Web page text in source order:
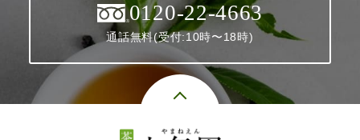
0120-22-4663
通話無料(受付:10時〜18時)